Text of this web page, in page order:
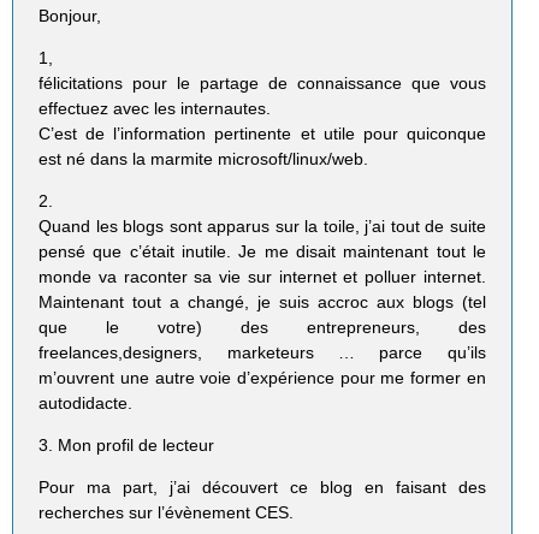
Bonjour,
1,
félicitations pour le partage de connaissance que vous
effectuez avec les internautes.
C’est de l’information pertinente et utile pour quiconque
est né dans la marmite microsoft/linux/web.
2.
Quand les blogs sont apparus sur la toile, j’ai tout de suite
pensé que c’était inutile. Je me disait maintenant tout le
monde va raconter sa vie sur internet et polluer internet.
Maintenant tout a changé, je suis accroc aux blogs (tel
que le votre) des entrepreneurs, des
freelances,designers, marketeurs … parce qu’ils
m’ouvrent une autre voie d’expérience pour me former en
autodidacte.
3. Mon profil de lecteur
Pour ma part, j’ai découvert ce blog en faisant des
recherches sur l’évènement CES.